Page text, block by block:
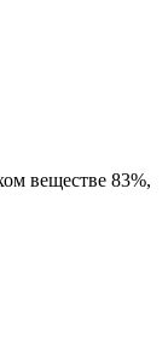
веществе 83%,